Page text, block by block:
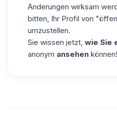
Änderungen wirksam
bitten, Ihr Profil von
umzustellen.
Sie wissen jetzt, wie Sie
anonym ansehen